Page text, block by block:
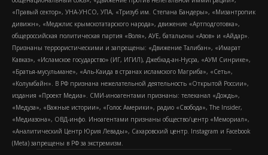
«Правый сектор», УНА-УНСО, УПА, «Тризуб им. Степана Бандеры», «Мизантропик
дивижн», «Меджлис крымскотатарского народа», движение «Артподготовка»,
общероссийская политическая партия «Воля», АУЕ, батальоны «Азов» и «Айдар».
Признаны террористическими и запрещены: «Движение Талибан», «Имарат
Кавказ», «Исламское государство» (ИГ, ИГИЛ), Джебхад-ан-Нусра, «АУМ Синрике»,
«Братья-мусульмане», «Аль-Каида в странах исламского Магриба», «Сеть»,
«Колумбайн». В РФ признана нежелательной деятельность «Открытой России»,
издания «Проект Медиа». СМИ-иноагентами признаны: телеканал «Дождь»,
«Медуза», «Важные истории», «Голос Америки», радио «Свобода», The Insider,
«Медиазона», ОВД-инфо. Иноагентами признаны общество/центр «Мемориал»,
«Аналитический Центр Юрия Левады», Сахаровский центр. Instagram и Facebook
(Metа) запрещены в РФ за экстремизм.